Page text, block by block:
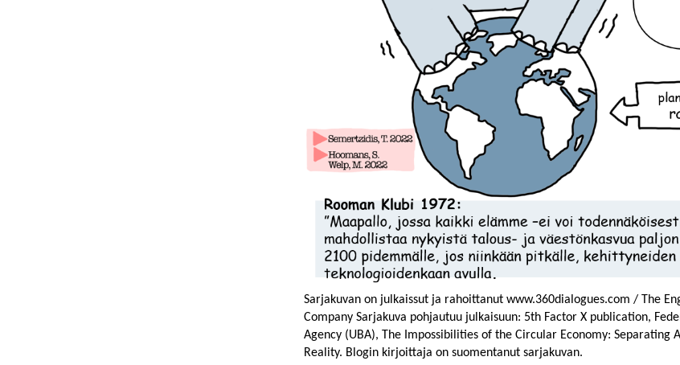
Sarjakuvan on julkaissut ja rahoittanut www.360dialogues.com / The
Company Sarjakuva pohjautuu julkaisuun: 5th Factor X publication,
Agency (UBA), The Impossibilities of the Circular Economy: Separating
Reality. Blogin kirjoittaja on suomentanut sarjakuvan.